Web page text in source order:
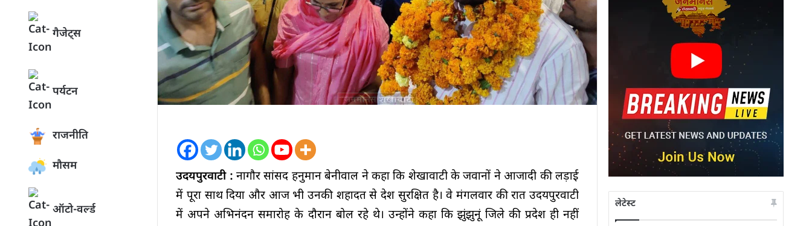
गैजेट्स
पर्यटन
राजनीति
मौसम
ऑटो-वर्ल्ड
उदयपुरवाटी : नागौर सांसद हनुमान बेनीवाल ने कहा कि शेखावाटी के जवानों ने आजादी की लड़ाई
में पूरा साथ दिया और आज भी उनकी शहादत से देश सुरक्षित है। वे मंगलवार की रात उदयपुरवाटी
में अपने अभिनंदन समारोह के दौरान बोल रहे थे। उन्होंने कहा कि झुंझुनूं जिले की प्रदेश ही नहीं
लेटेस्ट